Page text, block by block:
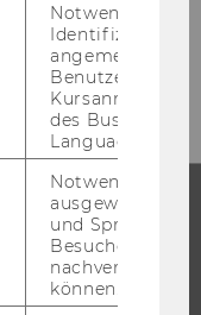
Notwendig zur
Identifizierung
angemeldeten
Benutzers im
des Business
Language
Notwendig um
ausgewählte
und
Besuchers
nachverfolgen
können.